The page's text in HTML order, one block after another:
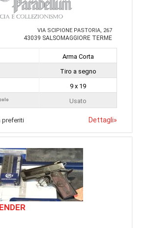
VIA SCIPIONE PASTORIA, 267
43039 SALSOMAGGIORE TERME
Arma Corta
Tiro a segno
9 x 19
Usato
preferiti Dettagli»